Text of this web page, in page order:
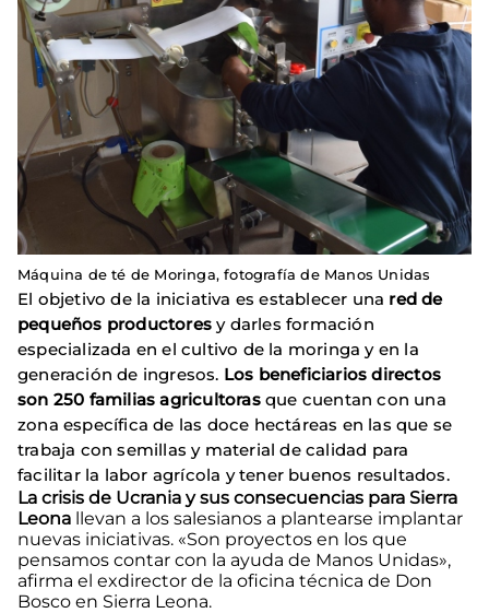
Máquina de té de Moringa, fotografía de Manos Unidas
El objetivo de la iniciativa es establecer una red de
pequeños productores y darles formación
especializada en el cultivo de la moringa y en la
generación de ingresos. Los beneficiarios directos
son 250 familias agricultoras que cuentan con una
zona específica de las doce hectáreas en las que se
trabaja con semillas y material de calidad para
facilitar la labor agrícola y tener buenos resultados.
La crisis de Ucrania y sus consecuencias para Sierra
Leona llevan a los salesianos a plantearse implantar
nuevas iniciativas. «Son proyectos en los que
pensamos contar con la ayuda de Manos Unidas»,
afirma el exdirector de la oficina técnica de Don
Bosco en Sierra Leona.